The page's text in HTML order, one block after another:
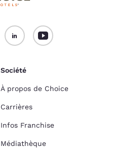
Société
À propos de Choice
Carrières
Infos Franchise
Médiathèque